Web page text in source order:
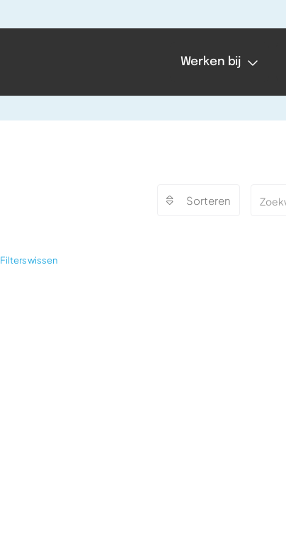
Sorteren
Filters wissen
Werken bij